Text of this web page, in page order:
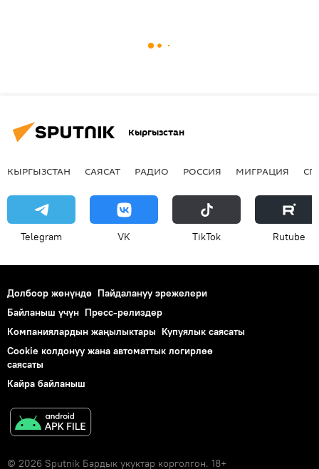
Кыргызстан
КЫРГЫЗСТАН САЯСАТ РАДИО РОССИЯ МИГРАЦИЯ
Telegram VK ТikТоk Rutube
Долбоор жөнүндө Пайдалануу эрежелери
Байланыш үчүн Пресс-релиздер
Компаниялардын жаңылыктары Купуялык саясаты
Cookie колдонуу жана автоматтык логирлөө
саясаты
Кайра байланыш
© 2026 Sputnik Бардык укуктар корголгон. 18+